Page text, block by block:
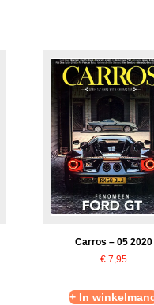
Carros – 05 2020
€7,95
+ In